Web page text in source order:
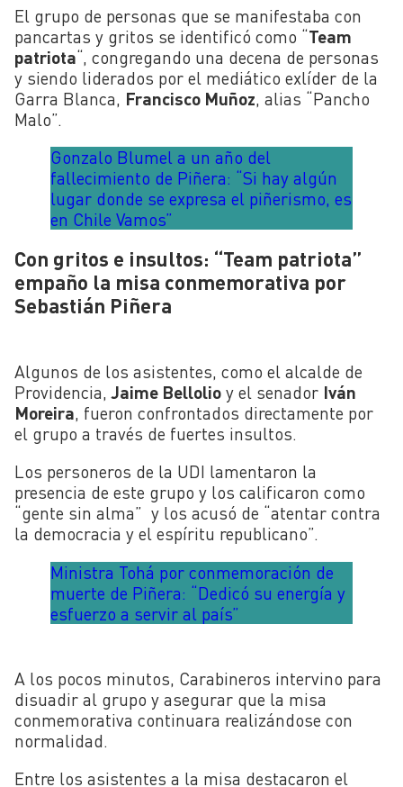
El grupo de personas que se manifestaba con
pancartas y gritos se identificó como “Team
patriota“, congregando una decena de personas
y siendo liderados por el mediático exlíder de la
Garra Blanca, Francisco Muñoz, alias “Pancho
Malo”.
Gonzalo Blumel a un año del
fallecimiento de Piñera: “Si hay algún
lugar donde se expresa el piñerismo, es
en Chile Vamos”
Con gritos e insultos: “Team patriota”
empaño la misa conmemorativa por
Sebastián Piñera
Algunos de los asistentes, como el alcalde de
Providencia, Jaime Bellolio y el senador Iván
Moreira, fueron confrontados directamente por
el grupo a través de fuertes insultos.
Los personeros de la UDI lamentaron la
presencia de este grupo y los calificaron como
“gente sin alma” y los acusó de “atentar contra
la democracia y el espíritu republicano”.
Ministra Tohá por conmemoración de
muerte de Piñera: “Dedicó su energía y
esfuerzo a servir al país”
A los pocos minutos, Carabineros intervino para
disuadir al grupo y asegurar que la misa
conmemorativa continuara realizándose con
normalidad.
Entre los asistentes a la misa destacaron el